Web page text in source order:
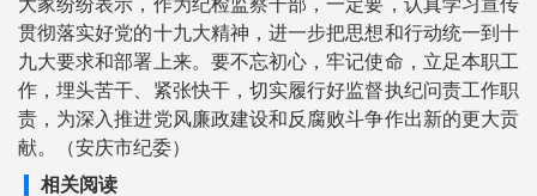
大家纷纷表示，作为纪检监察干部，一定要，认真学习宣传
贯彻落实好党的十九大精神，进一步把思想和行动统一到十
九大要求和部署上来。要不忘初心，牢记使命，立足本职工
作，埋头苦干、紧张快干，切实履行好监督执纪问责工作职
责，为深入推进党风廉政建设和反腐败斗争作出新的更大贡
献。（安庆市纪委）
相关阅读